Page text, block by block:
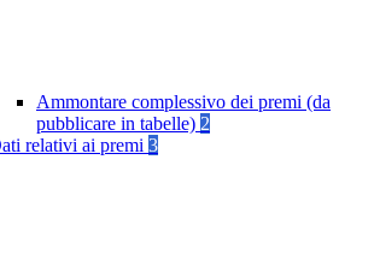
Ammontare complessivo dei premi (da
pubblicare in tabelle) 2
relativi ai premi 3